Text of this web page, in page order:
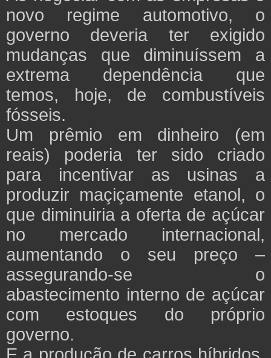
novo regime automotivo, o
governo deveria ter exigido
mudanças que diminuíssem a
extrema dependência que
temos, hoje, de combustíveis
fósseis.
Um prêmio em dinheiro (em
reais) poderia ter sido criado
para incentivar as usinas a
produzir maçiçamente etanol, o
que diminuiria a oferta de açúcar
no mercado internacional,
aumentando o seu preço –
assegurando-se o
abastecimento interno de açúcar
com estoques do próprio
governo.